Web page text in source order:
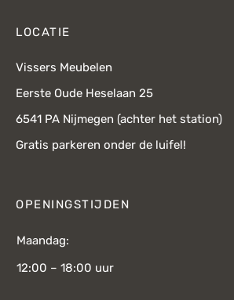
LOCATIE
Vissers Meubelen
Eerste Oude Heselaan 25
6541 PA Nijmegen (achter het station)
Gratis parkeren onder de luifel!
OPENINGSTIJDEN
Maandag:
12:00 – 18:00 uur